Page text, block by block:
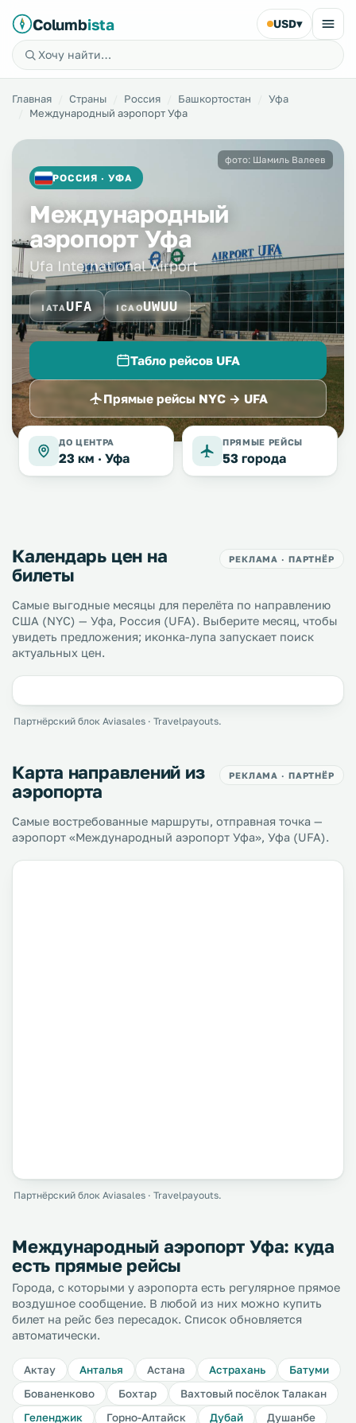
Columbista USD▾
Главная Страны Россия Башкортостан
Уфа
Международный аэропорт Уфа
РОССИЯ · УФА
Международный
аэропорт Уфа
Ufa International Airport
IATAUFA ICAOUWUU
Табло рейсов UFA
Прямые рейсы NYC → UFA
фото: Шамиль Валеев
ДО ЦЕНТРА
23 км · Уфа
ПРЯМЫЕ РЕЙСЫ
53 города
Календарь цен на
билеты
РЕКЛАМА · ПАРТНЁР
Самые выгодные месяцы для перелёта по направлению
США (NYC) — Уфа, Россия (UFA). Выберите месяц, чтобы
увидеть предложения; иконка-лупа запускает поиск
актуальных цен.
Партнёрский блок Aviasales · Travelpayouts.
Карта направлений из
аэропорта
РЕКЛАМА · ПАРТНЁР
Самые востребованные маршруты, отправная точка —
аэропорт «Международный аэропорт Уфа», Уфа (UFA).
Партнёрский блок Aviasales · Travelpayouts.
Международный аэропорт Уфа: куда
есть прямые рейсы
Города, с которыми у аэропорта есть регулярное прямое
воздушное сообщение. В любой из них можно купить
билет на рейс без пересадок. Список обновляется
автоматически.
Актау Анталья Астана Астрахань
Батуми
Бованенково
Бохтар
Вахтовый посёлок Талакан
Геленджик
Горно-Алтайск Дубай
Душанбе